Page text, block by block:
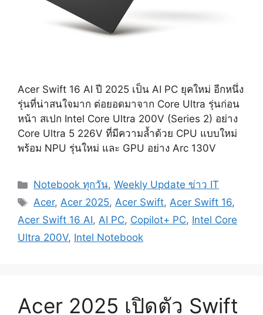
Acer Swift 16 AI ปี 2025 เป็น AI PC ยุคใหม่ อีกหนึ่ง
รุ่นที่น่าสนใจมาก ต่อยอดมาจาก Core Ultra รุ่นก่อน
หน้า สเปก Intel Core Ultra 200V (Series 2) อย่าง
Core Ultra 5 226V ที่มีความล้ำด้วย CPU แบบใหม่
พร้อม NPU รุ่นใหม่ และ GPU อย่าง Arc 130V
Categories
Notebook ทุกวัน,Weekly Update ข่าว IT
Tags
Acer,Acer 2025,Acer Swift,Acer Swift 16,
Acer Swift 16 AI, AI PC, Copilot+ PC, Intel Core
Ultra 200V, Intel Notebook
Acer 2025 เปิดตัว Swift